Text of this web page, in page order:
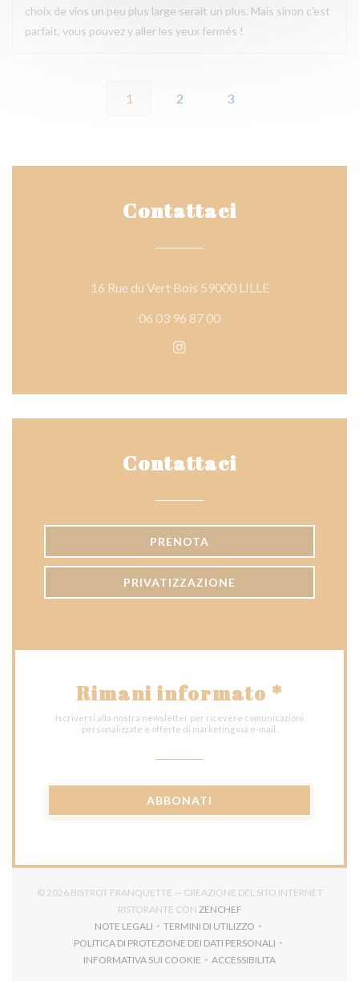
choix de vins un peu plus large serait un plus. Mais sinon c'est
parfait, vous pouvez y aller les yeux fermés !
1 2 3
Contattaci
16 Rue du Vert Bois 59000 LILLE((apre una
06 03 96 87 00
Instagram ((apre una nuova
Contattaci
PRENOTA
PRIVATIZZAZIONE
Rimani informato *
Iscriversi alla nostra newsletter per ricevere comunicazioni
personalizzate e offerte di marketing via e-mail.
ABBONATI
© 2026 BISTROT FRANQUETTE — CREAZIONE DEL SITO INTERNET
RISTORANTE CON ZENCHEF((APRE UNA NUOVA
NOTE LEGALI
((APRE UNA NUOVA FINESTRA))
TERMINI DI UTILIZZO
((APRE UNA NUOVA FINESTRA))
POLITICA DI PROTEZIONE DEI DATI PERSONALI
((APRE UNA NUOVA FINESTRA))
INFORMATIVA SUI COOKIE
((APRE UNA NUOVA FINESTRA))
ACCESSIBILITA
((APRE UNA NUOVA